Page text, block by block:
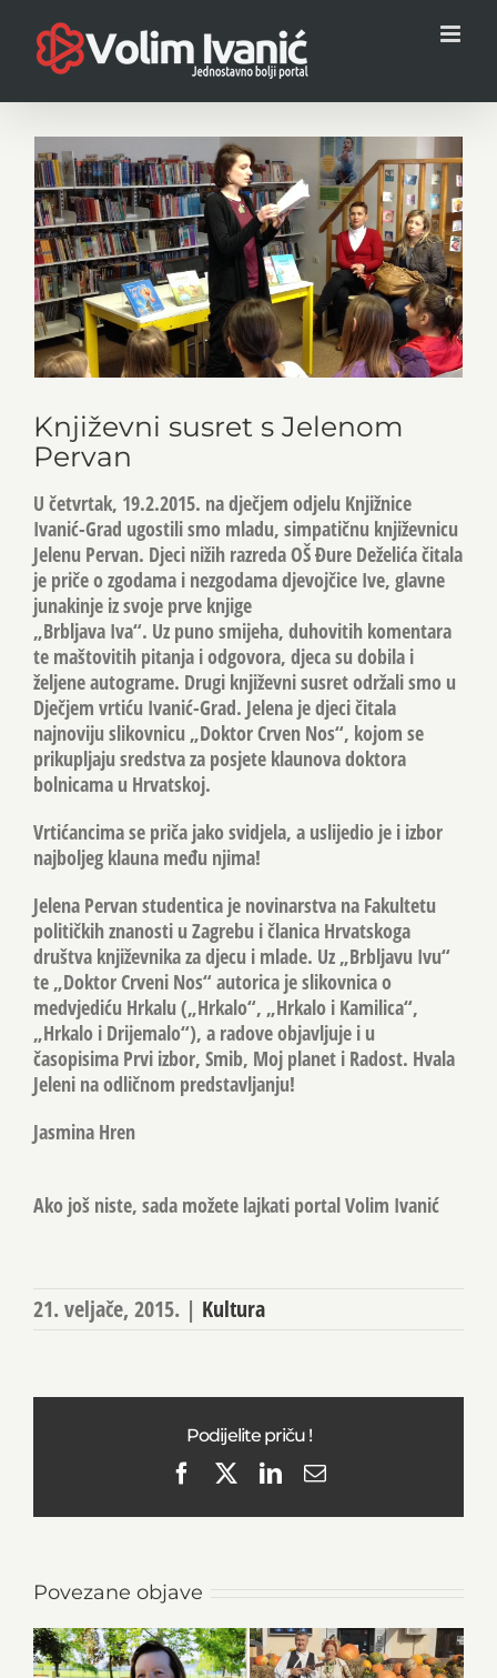
content
View
Larger
Image
Književni susret s Jelenom
Pervan
U četvrtak, 19.2.2015. na dječjem odjelu Knjižnice
Ivanić-Grad ugostili smo mladu, simpatičnu književnicu
Jelenu Pervan. Djeci nižih razreda OŠ Đure Deželića čitala
je priče o zgodama i nezgodama djevojčice Ive, glavne
junakinje iz svoje prve knjige
„Brbljava Iva“. Uz puno smijeha, duhovitih komentara
te maštovitih pitanja i odgovora, djeca su dobila i
željene autograme. Drugi književni susret održali smo u
Dječjem vrtiću Ivanić-Grad. Jelena je djeci čitala
najnoviju slikovnicu „Doktor Crven Nos“, kojom se
prikupljaju sredstva za posjete klaunova doktora
bolnicama u Hrvatskoj.
Vrtićancima se priča jako svidjela, a uslijedio je i izbor
najboljeg klauna među njima!
Jelena Pervan studentica je novinarstva na Fakultetu
političkih znanosti u Zagrebu i članica Hrvatskoga
društva književnika za djecu i mlade. Uz „Brbljavu Ivu“
te „Doktor Crveni Nos“ autorica je slikovnica o
medvjediću Hrkalu („Hrkalo“, „Hrkalo i Kamilica“,
„Hrkalo i Drijemalo“), a radove objavljuje i u
časopisima Prvi izbor, Smib, Moj planet i Radost. Hvala
Jeleni na odličnom predstavljanju!
Jasmina Hren
Ako još niste, sada možete lajkati portal Volim Ivanić
21. veljače, 2015. | Kultura
Podijelite priču !
FacebookLinkedIn
Email
Povezane objave